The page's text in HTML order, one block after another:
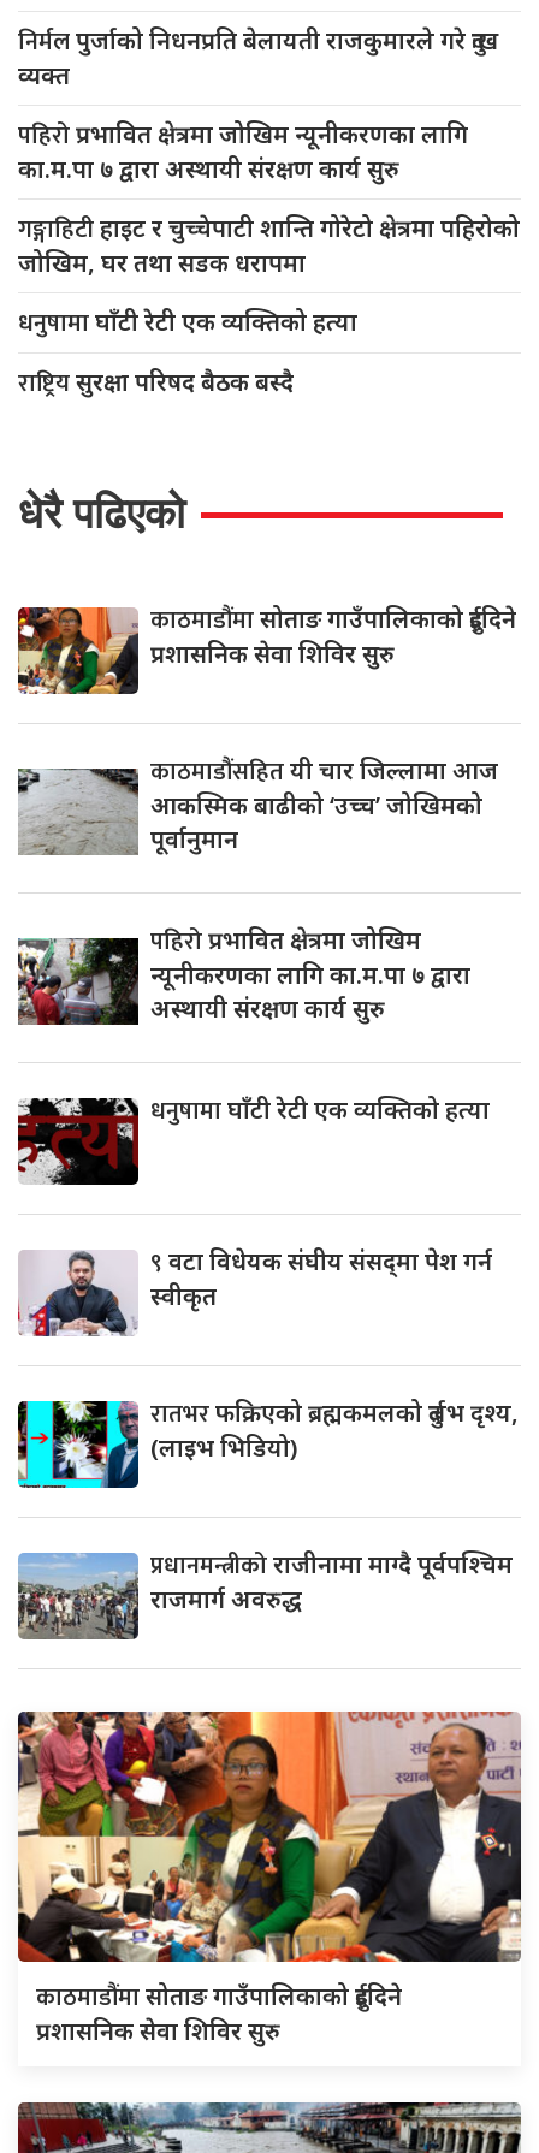
निर्मलपुर्जाको निधनप्रति बेलायती राजकुमारले गरे दुःख
व्यक्त
पहिरोप्रभावित क्षेत्रमा जोखिम न्यूनीकरणका लागि
का.म.पा ७ द्वारा अस्थायी संरक्षण कार्य सुरु
गङ्गाहिटीहाइट र चुच्चेपाटी शान्ति गोरेटो क्षेत्रमा पहिरोको
जोखिम, घर तथा सडक धरापमा
धनुषामाघाँटी रेटी एक व्यक्तिको हत्या
राष्ट्रियसुरक्षा परिषद बैठक बस्दै
धेरै पढिएको
काठमाडौंमासोताङ गाउँपालिकाको दुईदिने
प्रशासनिक सेवा शिविर सुरु
काठमाडौंसहितयी चार जिल्लामा आज
आकस्मिक बाढीको ‘उच्च’ जोखिमको
पूर्वानुमान
पहिरोप्रभावित क्षेत्रमा जोखिम
न्यूनीकरणका लागि का.म.पा ७ द्वारा
अस्थायी संरक्षण कार्य सुरु
धनुषामाघाँटी रेटी एक व्यक्तिको हत्या
९ वटा विधेयक संघीय संसद्‌मा पेश गर्न
स्वीकृत
रातभरफक्रिएको ब्रह्मकमलको दुर्लभ दृश्य,
(लाइभ भिडियो)
प्रधानमन्त्रीकोराजीनामा माग्दै पूर्वपश्चिम
राजमार्ग अवरुद्ध
काठमाडौंमासोताङ गाउँपालिकाको दुईदिने
प्रशासनिक सेवा शिविर सुरु